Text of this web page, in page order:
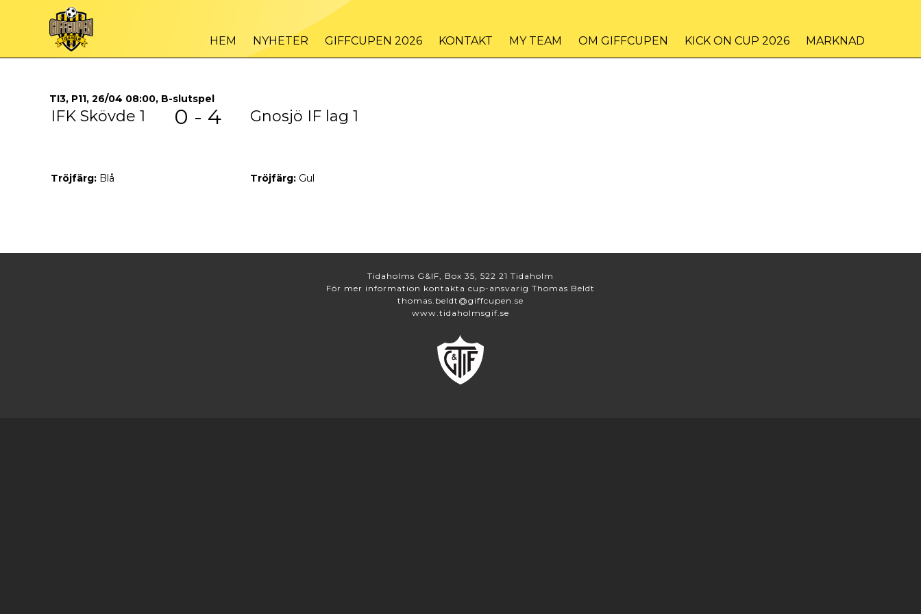
HEM NYHETER GIFFCUPEN 2026 KONTAKT MY TEAM OM GIFFCUPEN KICK ON CUP 2026 MARKNAD
TI3, P11, 26/04 08:00, B-slutspel
IFK Skövde 1 0 - 4 Gnosjö IF lag 1
Tröjfärg: Blå Tröjfärg: Gul
Tidaholms G&IF, Box 35, 522 21 Tidaholm
För mer information kontakta cup-ansvarig Thomas Beldt
thomas.beldt@giffcupen.se
www.tidaholmsgif.se